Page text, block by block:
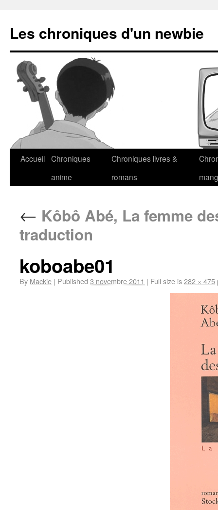
Les chroniques d'un newbie
Accueil Chroniques
anime
Chroniques livres &
romans
← Kôbô Abé, La femme
traduction
koboabe01
By Mackie | Published 3 novembre 2011 | Full size is282 × 475